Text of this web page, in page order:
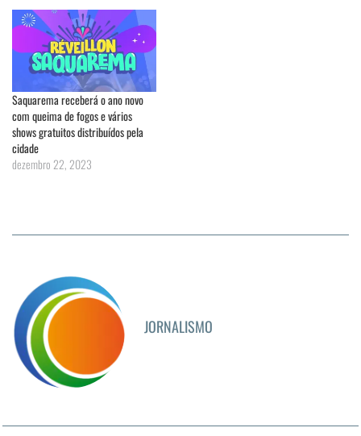
Saquarema receberá o ano novo
com queima de fogos e vários
shows gratuitos distribuídos pela
cidade
dezembro 22, 2023
JORNALISMO